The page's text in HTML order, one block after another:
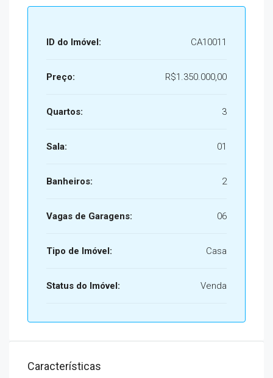
ID do Imóvel: CA10011
Preço: R$1.350.000,00
Quartos: 3
Sala: 01
Banheiros: 2
Vagas de Garagens: 06
Tipo de Imóvel: Casa
Status do Imóvel: Venda
Características